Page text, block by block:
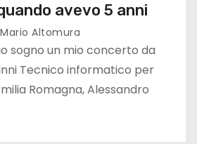
avevo 5 anni
Mario Altomura
sogno un mio concerto da
Tecnico informatico per
Romagna, Alessandro